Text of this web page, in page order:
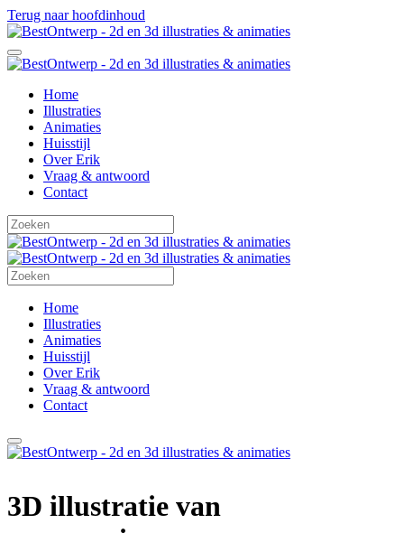
Terug naar hoofdinhoud
Home
Illustraties
Animaties
Huisstijl
Over Erik
Vraag & antwoord
Contact
Home
Illustraties
Animaties
Huisstijl
Over Erik
Vraag & antwoord
Contact
3D illustratie van